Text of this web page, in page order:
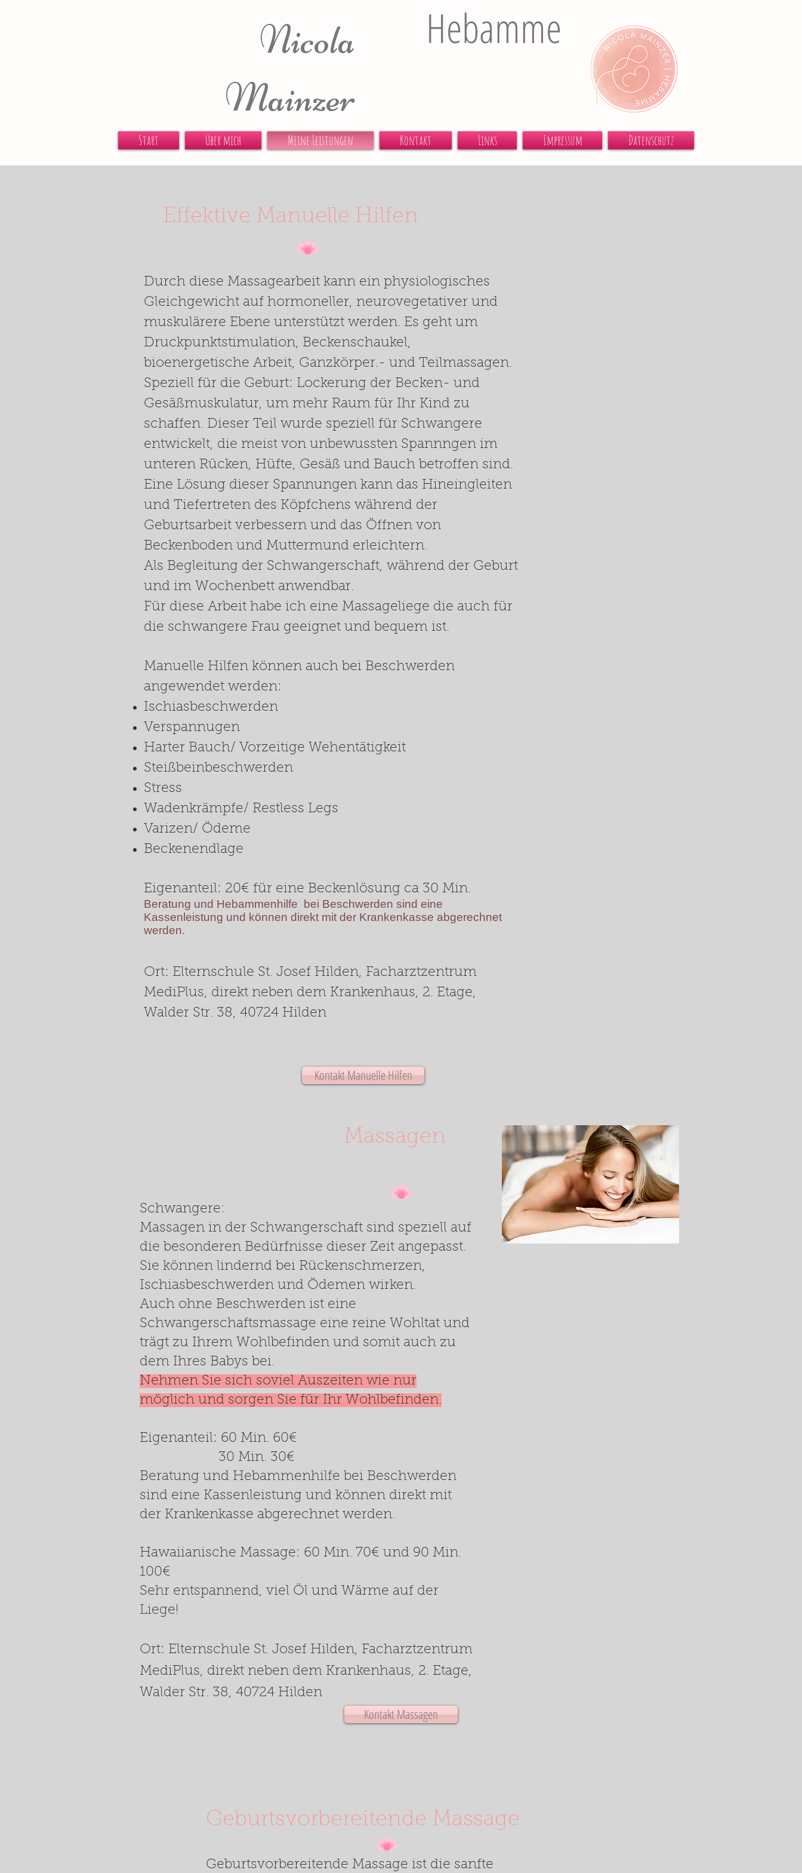
Nicola
Mainzer
Hebamme
Start Über mich Meine Leistungen Kontakt Links Impressum Datenschutz
Effektive Manuelle Hilfen
Durch diese Massagearbeit kann ein physiologisches
Gleichgewicht auf hormoneller, neurovegetativer und
muskulärere Ebene unterstützt werden. Es geht um
Druckpunktstimulation, Beckenschaukel,
bioenergetische Arbeit, Ganzkörper.- und Teilmassagen.
Speziell für die Geburt: Lockerung der Becken- und
Gesäßmuskulatur, um mehr Raum für Ihr Kind zu
schaffen. Dieser Teil wurde speziell für Schwangere
entwickelt, die meist von unbewussten Spannngen im
unteren Rücken, Hüfte, Gesäß und Bauch betroffen sind.
Eine Lösung dieser Spannungen kann das Hineingleiten
und Tiefertreten des Köpfchens während der
Geburtsarbeit verbessern und das Öffnen von
Beckenboden und Muttermund erleichtern.
Als Begleitung der Schwangerschaft, während der Geburt
und im Wochenbett anwendbar.
Für diese Arbeit habe ich eine Massageliege die auch für
die schwangere Frau geeignet und bequem ist.
Manuelle Hilfen können auch bei Beschwerden
angewendet werden:
Ischiasbeschwerden
Verspannugen
Harter Bauch/ Vorzeitige Wehentätigkeit
Steißbeinbeschwerden
Stress
Wadenkrämpfe/ Restless Legs
Varizen/ Ödeme
Beckenendlage
Eigenanteil: 20€ für eine Beckenlösung ca 30 Min.
Beratung und Hebammenhilfe bei Beschwerden sind eine
Kassenleistung und können direkt mit der Krankenkasse abgerechnet
werden.
Ort: Elternschule St. Josef Hilden, Facharztzentrum
MediPlus, direkt neben dem Krankenhaus, 2. Etage,
Walder Str. 38, 40724 Hilden
Kontakt Manuelle Hilfen
Massagen
Schwangere:
Massagen in der Schwangerschaft sind speziell auf
die besonderen Bedürfnisse dieser Zeit angepasst.
Sie können lindernd bei Rückenschmerzen,
Ischiasbeschwerden und Ödemen wirken.
Auch ohne Beschwerden ist eine
Schwangerschaftsmassage eine reine Wohltat und
trägt zu Ihrem Wohlbefinden und somit auch zu
dem Ihres Babys bei.
Nehmen Sie sich soviel Auszeiten wie nur
möglich und sorgen Sie für Ihr Wohlbefinden.
Eigenanteil: 60 Min. 60€
30 Min. 30€
Beratung und Hebammenhilfe bei Beschwerden
sind eine Kassenleistung und können direkt mit
der Krankenkasse abgerechnet werden.
Hawaiianische Massage: 60 Min. 70€ und 90 Min.
100€
Sehr entspannend, viel Öl und Wärme auf der
Liege!
Ort: Elternschule St. Josef Hilden, Facharztzentrum
MediPlus, direkt neben dem Krankenhaus, 2. Etage,
Walder Str. 38, 40724 Hilden
Kontakt Massagen
Geburtsvorbereitende Massage
Geburtsvorbereitende Massage ist die sanfte